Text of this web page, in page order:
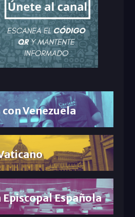
Venezuela
Española